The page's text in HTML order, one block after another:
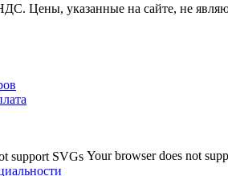
Цены, указанные на сайте, не
support SVGs Your browser does not